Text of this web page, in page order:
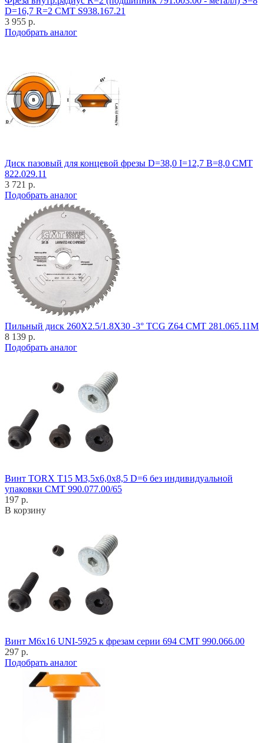
D=16,7 R=2 CMT S938.167.21
3 955 р.
Подобрать аналог
Диск пазовый для концевой фрезы D=38,0 I=12,7 B=8,0 CMT
822.029.11
3 721 р.
Подобрать аналог
Пильный диск 260X2.5/1.8X30 -3° TCG Z64 CMT 281.065.11M
8 139 р.
Подобрать аналог
Винт TORX T15 M3,5x6,0x8,5 D=6 без индивидуальной
упаковки CMT 990.077.00/65
197 р.
В корзину
Винт M6x16 UNI-5925 к фрезам серии 694 CMT 990.066.00
297 р.
Подобрать аналог